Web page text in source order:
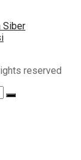
Siber
reserved